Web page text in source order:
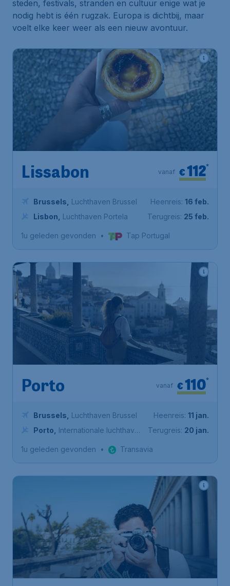
steden, festivals, stranden en cultuur enige wat je
nodig hebt is één rugzak. Europa is dichtbij, maar
voelt elke keer weer als een nieuw avontuur.
Lissabon €112*
vanaf
Brussels
Luchthaven Brussel
Lisbon
Luchthaven Portela
Heenreis: 16 feb.
Terugreis: 25 feb.
1u geleden gevonden • Tap Portugal
Porto €110*
vanaf
Brussels
Luchthaven Brussel
Porto
Internationale luchthaven
Heenreis: 11 jan.
Terugreis: 20 jan.
1u geleden gevonden • Transavia